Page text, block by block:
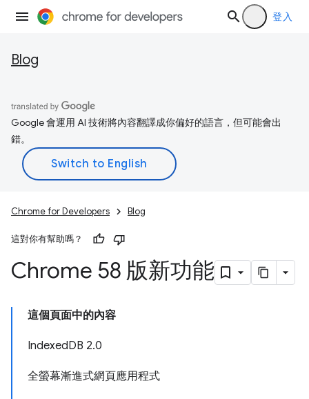
登入
Blog
Google 會運用 AI 技術將內容翻譯成你偏好的語言，但可能會出
錯。
Chrome for Developers Blog
這對你有幫助嗎？
Chrome 58 版新功能
這個頁面中的內容
IndexedDB 2.0
全螢幕漸進式網頁應用程式